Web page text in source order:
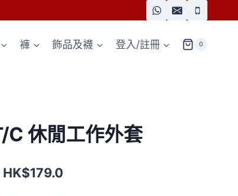
褲 飾品及襪 登入/註冊 0
休閒工作外套
原
HK$179.0目